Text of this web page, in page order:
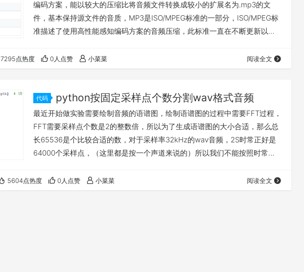
编码方案，能以较大的压缩比将音频文件转换成较小的扩展名为.mp3的文
件，基本保持源文件的音质，MP3是ISO/MPEG标准的一部分，ISO/MPEG标
准描述了使用高性能感知编码方案的音频压缩，此标准一直在不断更新以满
解码方案，分别对应MP1、MP2、MP3这三种声音文件。
MPEG(Moving Picture Expert G…
7295点热度 0人点赞 小菜菜 阅读全文
代码 python按固定采样点个数分割wav格式音频
最近开始做实验需要绘制音频的语谱图，绘制语谱图的过程中需要FFT过程，
FFT需要采样点个数是2的整数倍，所以为了生成语谱图的大小合适，那么总
长65536是个比较合适的数，对于采样率32kHz的wav音频，2S时常正好是
64000个采样点，（这里都是按一个声道来说的）所以我们不能按照时常来
式裁剪音频的，都是以时间为单位，所以这不是太合适，于是我使用查了差
资料使用python简单的写了个小程序，用于按固定采样点个数分割wav格式
5604点热度 0人点赞 小菜菜 阅读全文